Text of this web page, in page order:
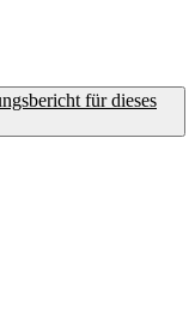
für dieses